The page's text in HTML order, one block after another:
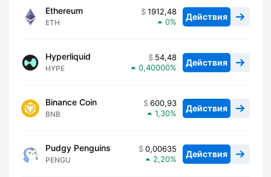
Ethereum
ETH
1912,48
0
Действия
Hyperliquid
HYPE
54,48
0,40000
Действия
Binance Coin
BNB
600,93
1,30
Действия
Pudgy Penguins
PENGU
0,00635
2,20
Действия